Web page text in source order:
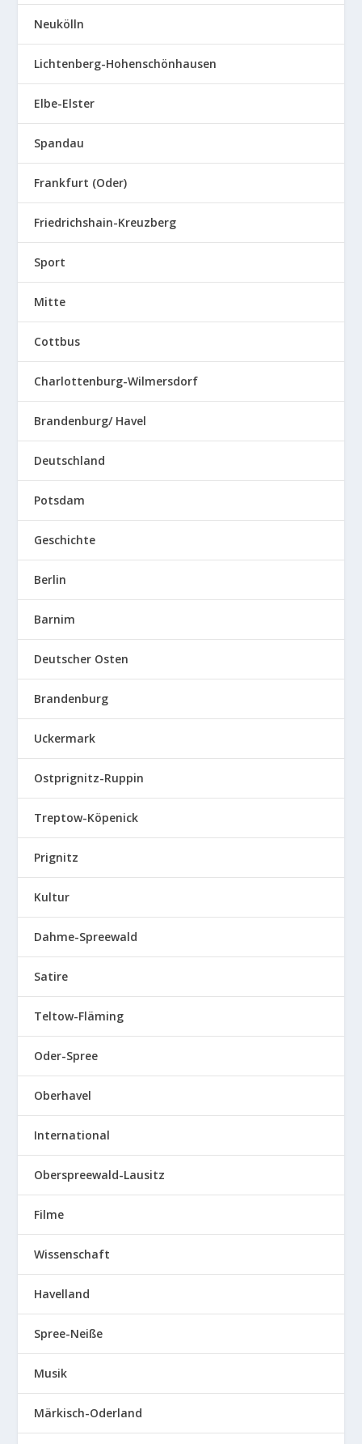
Neukölln
Lichtenberg-Hohenschönhausen
Elbe-Elster
Spandau
Frankfurt (Oder)
Friedrichshain-Kreuzberg
Sport
Mitte
Cottbus
Charlottenburg-Wilmersdorf
Brandenburg/ Havel
Deutschland
Potsdam
Geschichte
Berlin
Barnim
Deutscher Osten
Brandenburg
Uckermark
Ostprignitz-Ruppin
Treptow-Köpenick
Prignitz
Kultur
Dahme-Spreewald
Satire
Teltow-Fläming
Oder-Spree
Oberhavel
International
Oberspreewald-Lausitz
Filme
Wissenschaft
Havelland
Spree-Neiße
Musik
Märkisch-Oderland